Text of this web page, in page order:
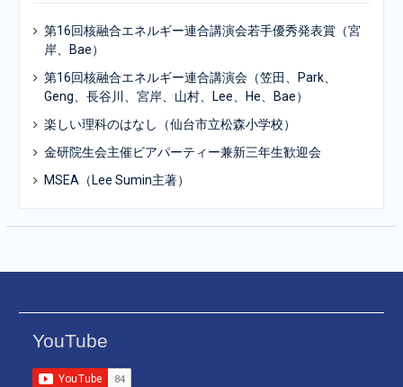
第16回核融合エネルギー連合講演会若手優秀発表賞（宮
岸、Bae）
第16回核融合エネルギー連合講演会（笠田、Park、
Geng、長谷川、宮岸、山村、Lee、He、Bae）
楽しい理科のはなし（仙台市立松森小学校）
金研院生会主催ビアパーティー兼新三年生歓迎会
MSEA（Lee Sumin主著）
YouTube